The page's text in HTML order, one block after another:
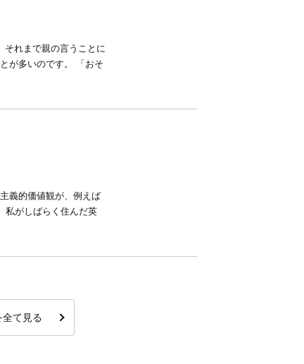
それまで親の言うことに
が多いのです。 「おそ
義的価値観が、例えば
私がしばらく住んだ英
全て見る